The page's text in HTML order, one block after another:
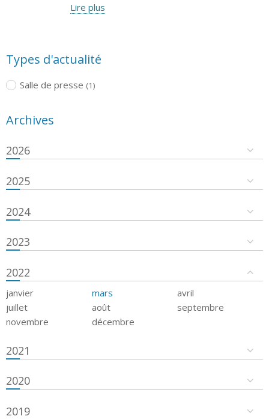
Lire plus
Types d'actualité
Salle de presse (1)
Archives
2026
2025
2024
2023
2022
janvier mars
avril
juillet
août
septembre
novembre
décembre
2021
2020
2019